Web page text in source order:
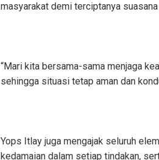
masyarakat demi terciptanya
“Mari kita bersama-sama menjaga
sehingga situasi tetap aman dan
Yops Itlay juga mengajak seluruh
kedamaian dalam setiap tindakan,